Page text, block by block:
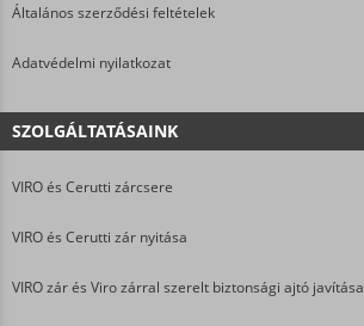
Általános szerződési feltételek
Adatvédelmi nyilatkozat
SZOLGÁLTATÁSAINK
VIRO és Cerutti zárcsere
VIRO és Cerutti zár nyitása
VIRO zár és Viro zárral szerelt biztonsági ajtó javítása